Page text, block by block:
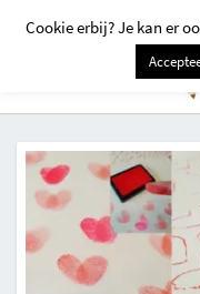
Cookie erbij? Je kan er